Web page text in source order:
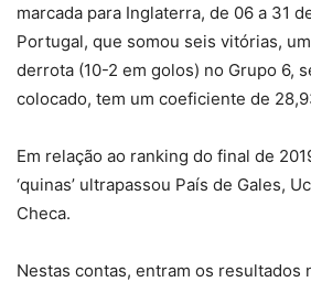
marcada para Inglaterra, de 06 a 31
Portugal, que somou seis vitórias,
derrota (10-2 em golos) no Grupo 6,
colocado, tem um coeficiente de
Em relação ao ranking do final de
‘quinas’ ultrapassou País de Gales,
Checa.
Nestas contas, entram os resultados